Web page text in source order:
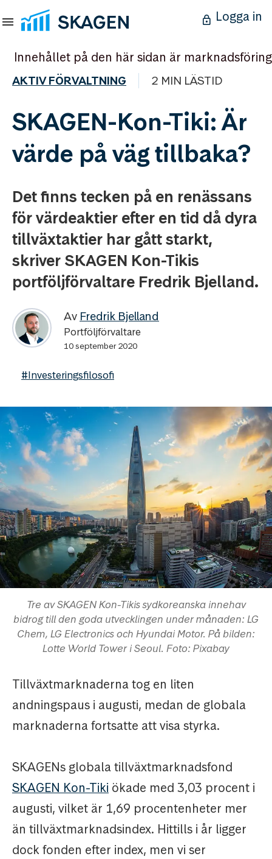
Logga in
Innehållet på den här sidan är marknadsföring
AKTIV FÖRVALTNING 2 MIN LÄSTID
SKAGEN-Kon-Tiki: Är
värde på väg tillbaka?
Det finns tecken på en renässans
för värdeaktier efter en tid då dyra
tillväxtaktier har gått starkt,
skriver SKAGEN Kon-Tikis
portföljförvaltare Fredrik Bjelland.
Av Fredrik Bjelland
Portföljförvaltare
10 september 2020
#Investeringsfilosofi
Tre av SKAGEN Kon-Tikis sydkoreanska innehav
bidrog till den goda utvecklingen under månaden: LG
Chem, LG Electronics och Hyundai Motor. På bilden:
Lotte World Tower i Seoul. Foto: Pixabay
Tillväxtmarknaderna tog en liten
andningspaus i augusti, medan de globala
marknaderna fortsatte att visa styrka.
SKAGENs globala tillväxtmarknadsfond
SKAGEN Kon-Tiki ökade med 3,03 procent i
augusti, vilket är 1,69 procentenheter mer
än tillväxtmarknadsindex. Hittills i år ligger
dock fonden efter index, men vi ser